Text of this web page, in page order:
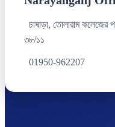
চাষাড়া, তোলারাম কলেজের
৩৮/১১
01950-962207